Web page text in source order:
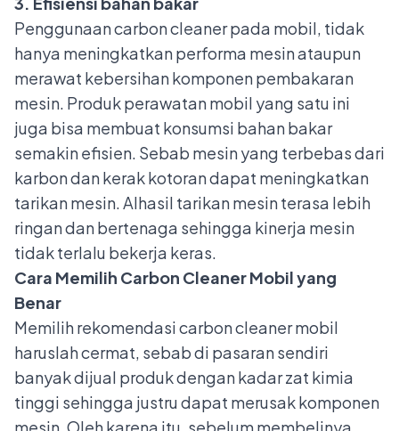
Penggunaan carbon cleaner pada mobil, tidak
hanya meningkatkan performa mesin ataupun
merawat kebersihan komponen pembakaran
mesin. Produk perawatan mobil yang satu ini
juga bisa membuat konsumsi bahan bakar
semakin efisien. Sebab mesin yang terbebas dari
karbon dan kerak kotoran dapat meningkatkan
tarikan mesin. Alhasil tarikan mesin terasa lebih
ringan dan bertenaga sehingga kinerja mesin
tidak terlalu bekerja keras.
Cara Memilih Carbon Cleaner Mobil yang
Benar
Memilihrekomendasi carbon cleaner mobil
haruslah cermat, sebab di pasaran sendiri
banyak dijual produk dengan kadar zat kimia
tinggi sehingga justru dapat merusak komponen